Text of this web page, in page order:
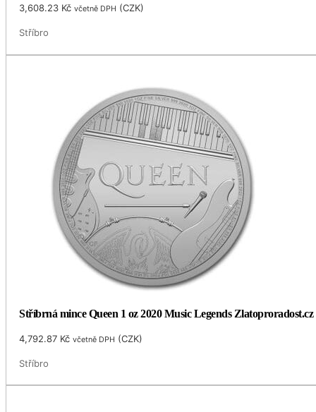
3,608.23 Kč včetně DPH (CZK)
Stříbro
Stříbrná mince Queen 1 oz 2020 Music Legends Zlatoproradost.cz
4,792.87 Kč včetně DPH (CZK)
Stříbro